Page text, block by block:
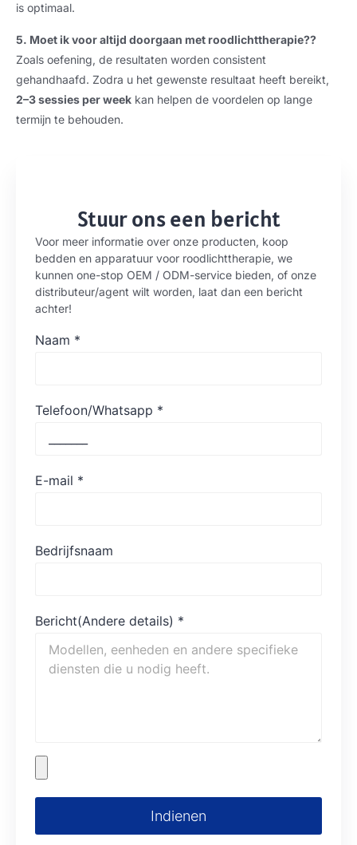
is optimaal.
5. Moet ik voor altijd doorgaan met roodlichttherapie??
Zoals oefening, de resultaten worden consistent
gehandhaafd. Zodra u het gewenste resultaat heeft bereikt,
2–3 sessies per week kan helpen de voordelen op lange
termijn te behouden.
Stuur ons een bericht
Voor meer informatie over onze producten, koop
bedden en apparatuur voor roodlichttherapie, we
kunnen one-stop OEM / ODM-service bieden, of onze
distributeur/agent wilt worden, laat dan een bericht
achter!
Naam *
Telefoon/Whatsapp *
E-mail *
Bedrijfsnaam
Bericht(Andere details) *
Indienen